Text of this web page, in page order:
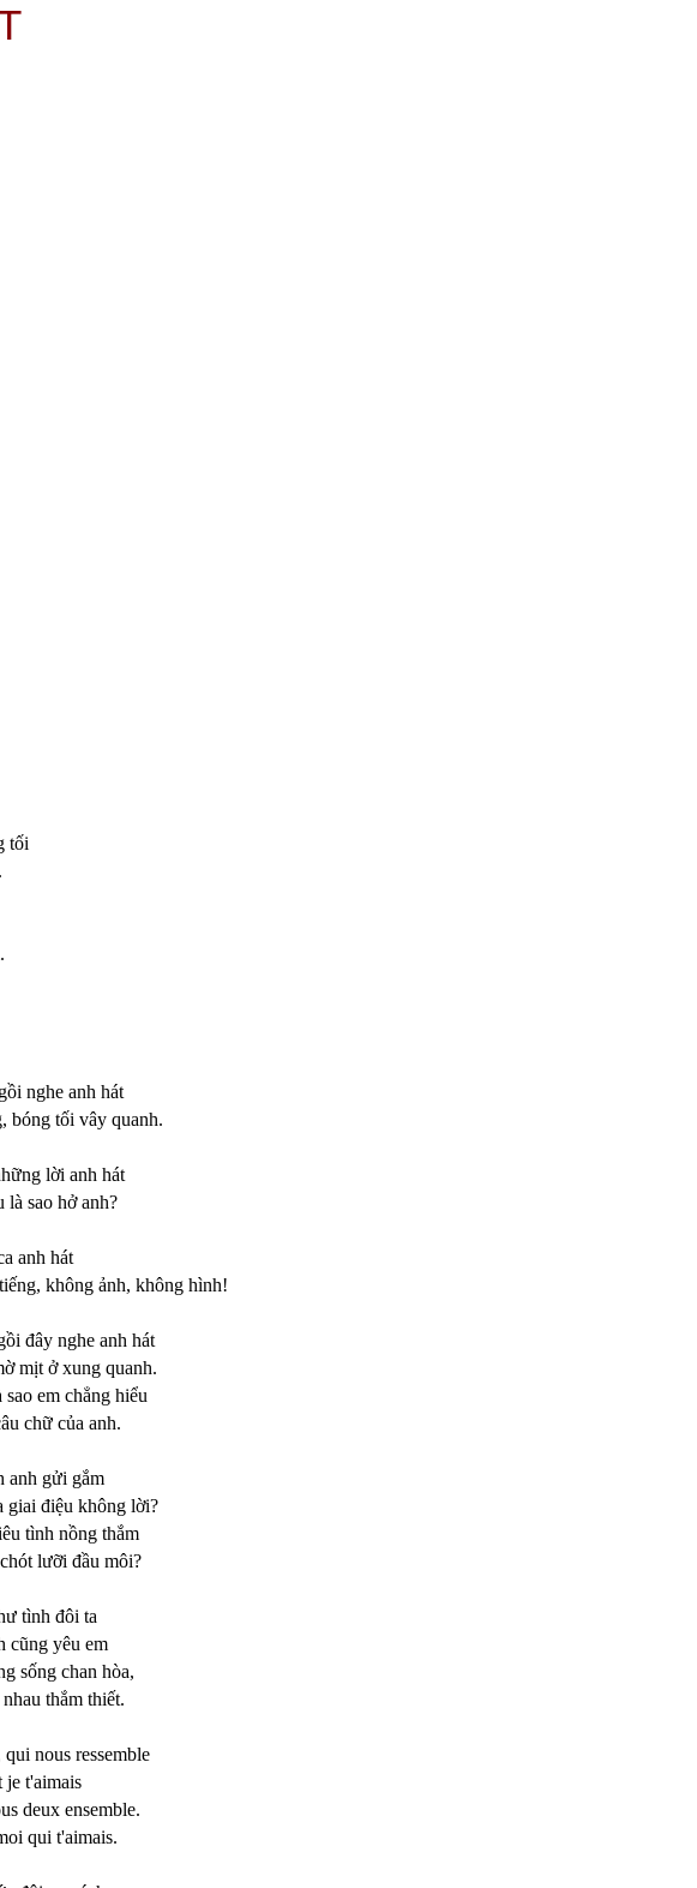
tối
nghe anh hát
bóng tối vây quanh.
lời anh hát
là sao hở anh?
anh hát
không ảnh, không hình!
đây nghe anh hát
mịt ở xung quanh.
em chẳng hiểu
chữ của anh.
anh gửi gắm
giai điệu không lời?
tình nồng thắm
lưỡi đầu môi?
tình đôi ta
cũng yêu em
sống chan hòa,
thắm thiết.
nous ressemble
je t'aimais
deux ensemble.
qui t'aimais.